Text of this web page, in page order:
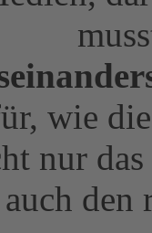
wie
nur
auch den